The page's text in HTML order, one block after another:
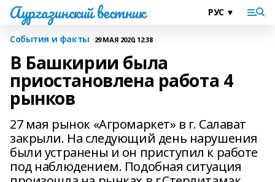
Аургазинский вестник
События и факты 29 МАЯ 2020, 12:38
В Башкирии была
приостановлена работа 4
рынков
27 мая рынок «Агромаркет» в г. Салават
закрыли. На следующий день нарушения
были устранены и он приступил к работе
под наблюдением. Подобная ситуация